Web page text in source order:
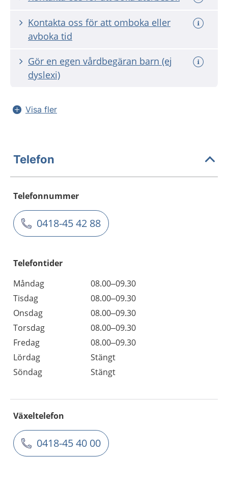
Kontakta oss för att omboka eller
avboka tid
Gör en egen vårdbegäran barn (ej
dyslexi)
Visa fler
Telefon
Telefonnummer
0418-45 42 88
Telefontider
Måndag
08.00–09.30
Tisdag
08.00–09.30
Onsdag
08.00–09.30
Torsdag
08.00–09.30
Fredag
08.00–09.30
Lördag
Stängt
Söndag
Stängt
Växeltelefon
0418-45 40 00